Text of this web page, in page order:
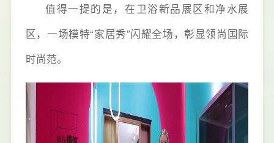
值得一提的是，在卫浴新品展区和净水展
区，一场模特“家居秀”闪耀全场，彰显领尚国际
时尚范。